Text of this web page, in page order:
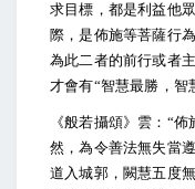
求目標，都是利益他
際，是佈施等菩薩行
為此二者的前行或者
才會有“智慧最勝，智
《般若攝頌》雲：“
然，為令善法無失當
道入城郭，闕慧五度